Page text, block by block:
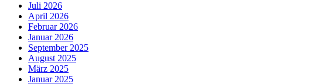
Juli 2026
April 2026
Februar 2026
Januar 2026
September 2025
August 2025
März 2025
Januar 2025